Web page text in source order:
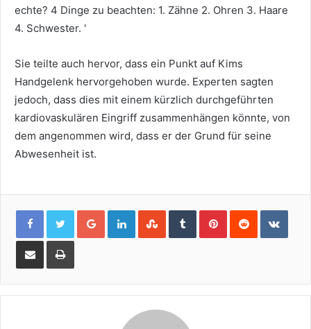
echte? 4 Dinge zu beachten: 1. Zähne 2. Ohren 3. Haare
4. Schwester. '
Sie teilte auch hervor, dass ein Punkt auf Kims
Handgelenk hervorgehoben wurde. Experten sagten
jedoch, dass dies mit einem kürzlich durchgeführten
kardiovaskulären Eingriff zusammenhängen könnte, von
dem angenommen wird, dass er der Grund für seine
Abwesenheit ist.
Google+LinkedInStumbleUpon
TumblrPinterestReddit
Share
Email
Print